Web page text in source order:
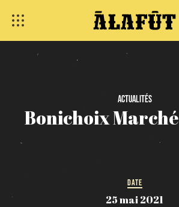
Actualités
BonichoixMarché
DATE
25 mai 2021